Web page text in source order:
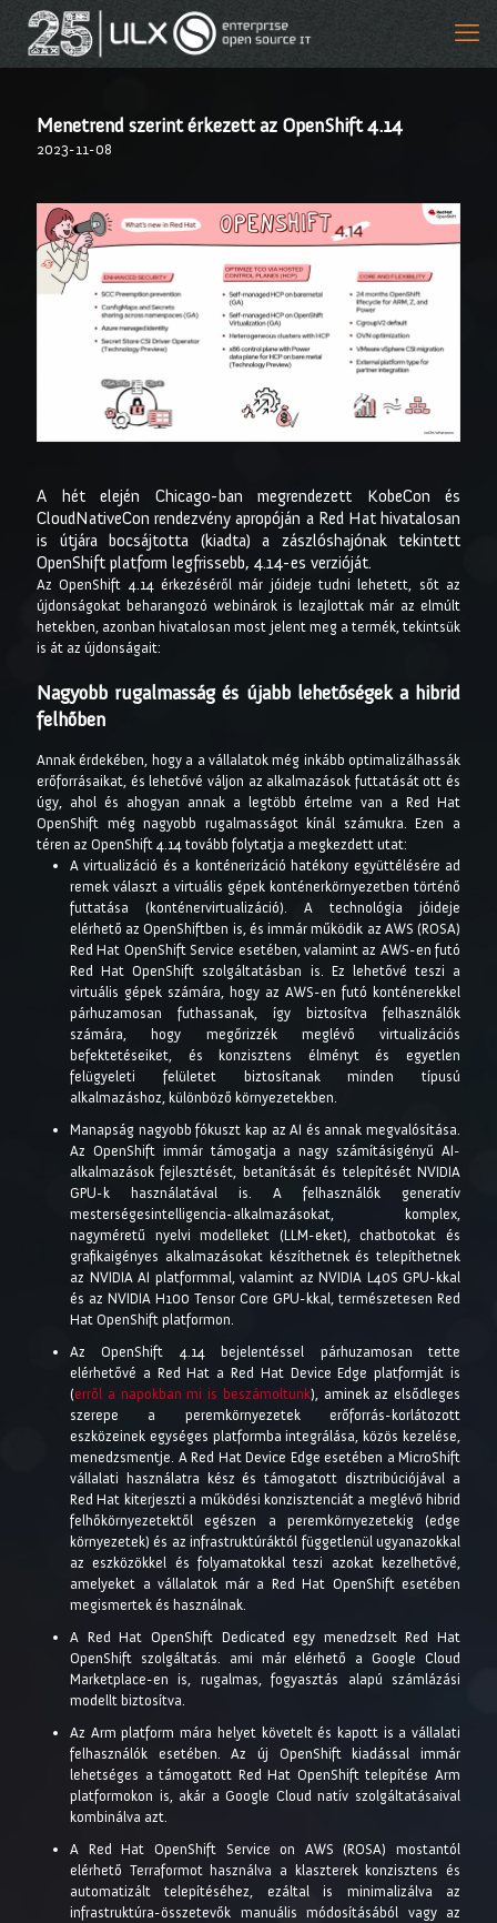
Menetrend szerint érkezett az OpenShift 4.14
2023-11-08
A hét elején Chicago-ban megrendezett KobeCon és
CloudNativeCon rendezvény apropóján a Red Hat hivatalosan
is útjára bocsájtotta (kiadta) a zászlóshajónak tekintett
OpenShift platform legfrissebb, 4.14-es verzióját.
Az OpenShift 4.14 érkezéséről már jóideje tudni lehetett, sőt az
újdonságokat beharangozó webinárok is lezajlottak már az elmúlt
hetekben, azonban hivatalosan most jelent meg a termék, tekintsük
is át az újdonságait:
Nagyobb rugalmasság és újabb lehetőségek a hibrid
felhőben
Annak érdekében, hogy a a vállalatok még inkább optimalizálhassák
erőforrásaikat, és lehetővé váljon az alkalmazások futtatását ott és
úgy, ahol és ahogyan annak a legtöbb értelme van a Red Hat
OpenShift még nagyobb rugalmasságot kínál számukra. Ezen a
téren az OpenShift 4.14 tovább folytatja a megkezdett utat:
A virtualizáció és a konténerizáció hatékony együttélésére ad
remek választ a virtuális gépek konténerkörnyezetben történő
futtatása (konténervirtualizáció). A technológia jóideje
elérhető az OpenShiftben is, és immár működik az AWS (ROSA)
Red Hat OpenShift Service esetében, valamint az AWS-en futó
Red Hat OpenShift szolgáltatásban is. Ez lehetővé teszi a
virtuális gépek számára, hogy az AWS-en futó konténerekkel
párhuzamosan futhassanak, így biztosítva felhasználók
számára, hogy megőrizzék meglévő virtualizációs
befektetéseiket, és konzisztens élményt és egyetlen
felügyeleti felületet biztosítanak minden típusú
alkalmazáshoz, különböző környezetekben.
Manapság nagyobb fókuszt kap az AI és annak megvalósítása.
Az OpenShift immár támogatja a nagy számításigényű AI-
alkalmazások fejlesztését, betanítását és telepítését NVIDIA
GPU-k használatával is. A felhasználók generatív
mesterségesintelligencia-alkalmazásokat, komplex,
nagyméretű nyelvi modelleket (LLM-eket), chatbotokat és
grafikaigényes alkalmazásokat készíthetnek és telepíthetnek
az NVIDIA AI platformmal, valamint az NVIDIA L40S GPU-kkal
és az NVIDIA H100 Tensor Core GPU-kkal, természetesen Red
Hat OpenShift platformon.
Az OpenShift 4.14 bejelentéssel párhuzamosan tette
elérhetővé a Red Hat a Red Hat Device Edge platformját is
(erről a napokban mi is beszámoltunk), aminek az elsődleges
szerepe a peremkörnyezetek erőforrás-korlátozott
eszközeinek egységes platformba integrálása, közös kezelése,
menedzsmentje. A Red Hat Device Edge esetében a MicroShift
vállalati használatra kész és támogatott disztribúciójával a
Red Hat kiterjeszti a működési konzisztenciát a meglévő hibrid
felhőkörnyezetektől egészen a peremkörnyezetekig (edge
környezetek) és az infrastruktúráktól függetlenül ugyanazokkal
az eszközökkel és folyamatokkal teszi azokat kezelhetővé,
amelyeket a vállalatok már a Red Hat OpenShift esetében
megismertek és használnak.
A Red Hat OpenShift Dedicated egy menedzselt Red Hat
OpenShift szolgáltatás. ami már elérhető a Google Cloud
Marketplace-en is, rugalmas, fogyasztás alapú számlázási
modellt biztosítva.
Az Arm platform mára helyet követelt és kapott is a vállalati
felhasználók esetében. Az új OpenShift kiadással immár
lehetséges a támogatott Red Hat OpenShift telepítése Arm
platformokon is, akár a Google Cloud natív szolgáltatásaival
kombinálva azt.
A Red Hat OpenShift Service on AWS (ROSA) mostantól
elérhető Terraformot használva a klaszterek konzisztens és
automatizált telepítéséhez, ezáltal is minimalizálva az
infrastruktúra-összetevők manuális módosításából vagy az